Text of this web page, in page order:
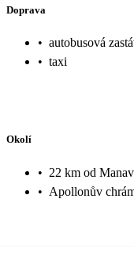
Doprava
• autobusová
• taxi
Okolí
• 22 km od
• Apollonův